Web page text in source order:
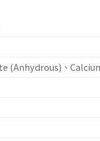
(Anhydrous)、